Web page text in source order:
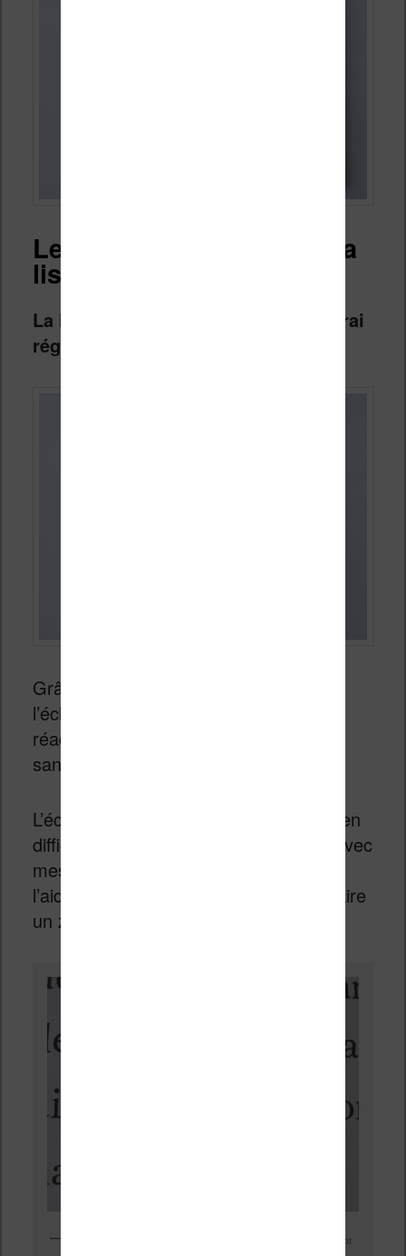
Lecture des ebooks sur la
liseuse
La lecture sur cette liseuse est un vrai
régal !
Grâce à l’écran et sa précision, à
l’éclairage progressif et à la bonne
réactivité de la machine, on se plonge
sans problème dans ses livres.
L’écran est tellement propre qu’il est bien
difficile d’apercevoir les pixels (en fait avec
mes yeux, je n’y suis pas arrivé sans
l’aide d’un appareil photo capable de faire
un zoom).
Même avec un zoom puissant, les caractères restent parfaitement